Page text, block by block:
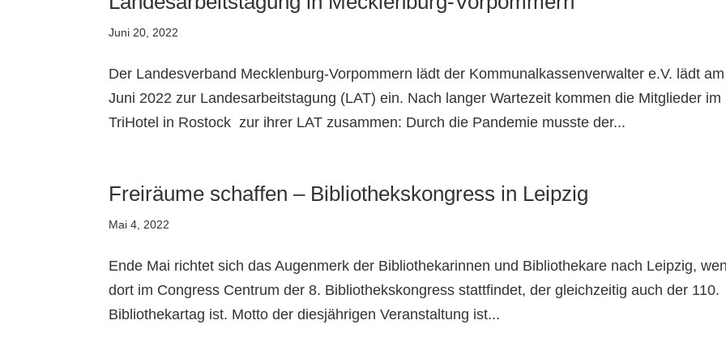
Juni 20, 2022
Der Landesverband Mecklenburg-Vorpommern lädt der Kommunalkassenverwalter e.V. lädt
Juni 2022 zur Landesarbeitstagung (LAT) ein. Nach langer Wartezeit kommen die Mitglieder im
TriHotel in Rostock zur ihrer LAT zusammen: Durch die Pandemie musste der...
Freiräume schaffen – Bibliothekskongress in Leipzig
Mai 4, 2022
Ende Mai richtet sich das Augenmerk der Bibliothekarinnen und Bibliothekare nach Leipzig,
dort im Congress Centrum der 8. Bibliothekskongress stattfindet, der gleichzeitig auch der 110.
Bibliothekartag ist. Motto der diesjährigen Veranstaltung ist...